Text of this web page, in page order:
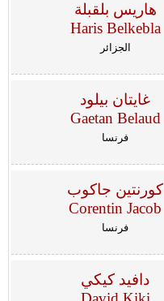
هاريس بلقبلة
Haris Belkebla
الجزائر
غايتان بيلود
Gaetan Belaud
فرنسا
كورنتين جاكوب
Corentin Jacob
فرنسا
دافيد كيكي